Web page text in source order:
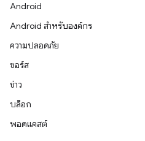
Android
Android สำหรับองค์กร
ความปลอดภัย
ซอร์ส
ข่าว
บล็อก
พอดแคสต์